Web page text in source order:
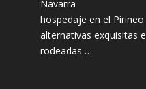
hospedaje en el
alternativas exquisitas
rodeadas …